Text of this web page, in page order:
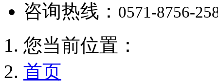
咨询热线： 0571-8756-
您当前位置：
首页